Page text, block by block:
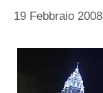
19 Febbraio 2008